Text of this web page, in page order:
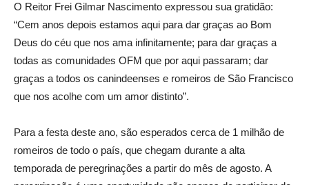
O Reitor Frei Gilmar Nascimento expressou sua gratidão:
“Cem anos depois estamos aqui para dar graças ao Bom
Deus do céu que nos ama infinitamente; para dar graças a
todas as comunidades OFM que por aqui passaram; dar
graças a todos os canindeenses e romeiros de São Francisco
que nos acolhe com um amor distinto”.
Para a festa deste ano, são esperados cerca de 1 milhão de
romeiros de todo o país, que chegam durante a alta
temporada de peregrinações a partir do mês de agosto. A